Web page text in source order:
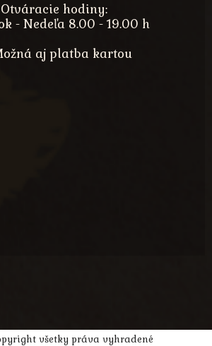
Otváracie hodiny:
- Nedeľa 8.00 - 19.00 h
aj platba kartou
všetky práva vyhradené